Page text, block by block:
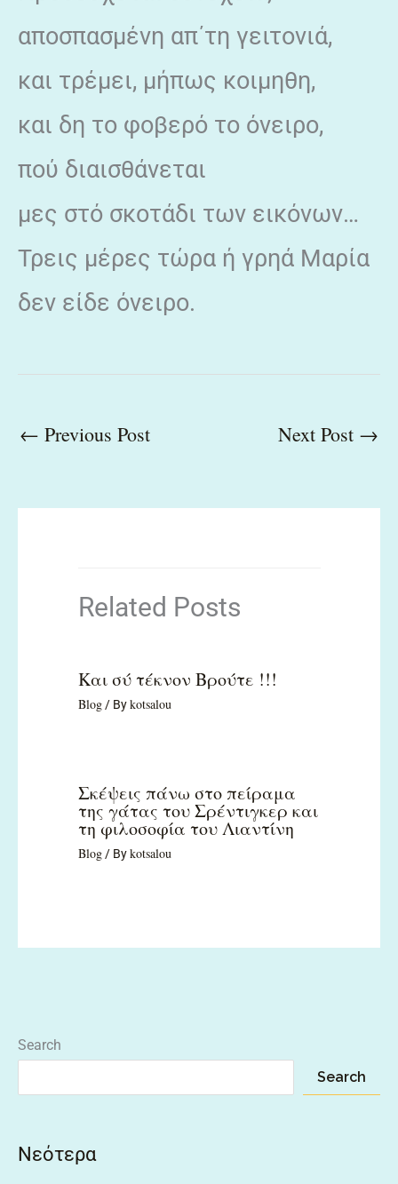
αποσπασμένη απ΄τη γειτονιά,
και τρέμει, μήπως κοιμηθη,
και δη το φοβερό το όνειρο,
πού διαισθάνεται
μες στό σκοτάδι των εικόνων…
Τρεις μέρες τώρα ή γρηά Μαρία
δεν είδε όνειρο.
← Previous Post Next Post →
Related Posts
Και σύ τέκνον Βρούτε !!!
Blog/ Bykotsalou
Σκέψεις πάνω στο πείραμα
της γάτας του Σρέντιγκερ και
τη φιλοσοφία του Λιαντίνη
Blog/ Bykotsalou
Search
Search
Νεότερα